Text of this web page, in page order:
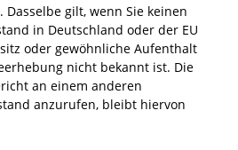
gilt, wenn Sie keinen
in Deutschland oder der EU
oder gewöhnliche Aufenthalt
nicht bekannt ist. Die
an einem anderen
anzurufen, bleibt hiervon